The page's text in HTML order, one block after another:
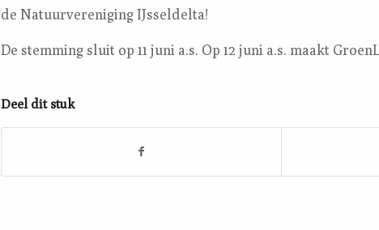
de Natuurvereniging IJsseldelta!
De stemming sluit op 11 juni a.s. Op 12 juni a.s. maakt
Deel dit stuk